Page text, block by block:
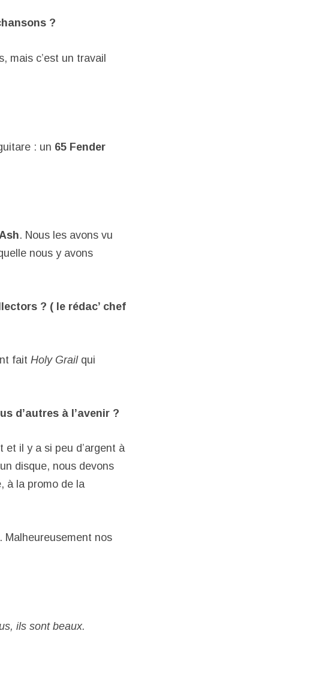
?
mais c’est un travail
: un 65 Fender
. Nous les avons vu
nous y avons
? ( le rédac’ chef
fait Holy Grailqui
d’autres à l’avenir ?
et il y a si peu d’argent à
disque, nous devons
à la promo de la
Malheureusement nos
ils sont beaux.